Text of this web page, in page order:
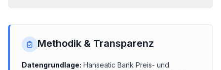
Methodik & Transparenz
Datengrundlage: Hanseatic Bank Preis- und